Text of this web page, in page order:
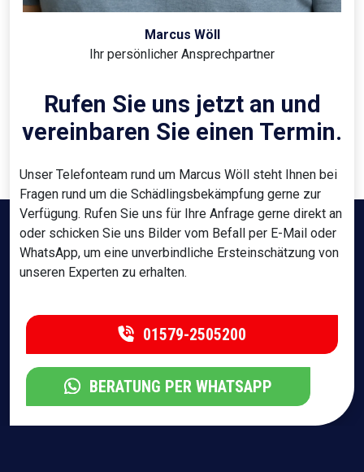
Marcus Wöll
Ihr persönlicher Ansprechpartner
Rufen Sie uns jetzt an und
vereinbaren Sie einen Termin.
Unser Telefonteam rund um Marcus Wöll steht Ihnen bei
Fragen rund um die Schädlingsbekämpfung gerne zur
Verfügung. Rufen Sie uns für Ihre Anfrage gerne direkt an
oder schicken Sie uns Bilder vom Befall per E-Mail oder
WhatsApp, um eine unverbindliche Ersteinschätzung von
unseren Experten zu erhalten.
01579-2505200
BERATUNG PER WHATSAPP